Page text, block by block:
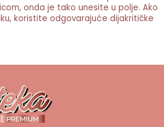
onda je tako unesite u polje. Ako
koristite odgovarajuće dijakritičke
ukrasne zvezdice, beli kinder fil,